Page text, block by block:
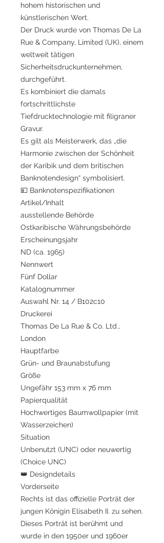
hohem historischen und
künstlerischen Wert.
Der Druck wurde von Thomas De La
Rue & Company, Limited (UK), einem
weltweit tätigen
Sicherheitsdruckunternehmen,
durchgeführt.
Es kombiniert die damals
fortschrittlichste
Tiefdrucktechnologie mit filigraner
Gravur.
Es gilt als Meisterwerk, das „die
Harmonie zwischen der Schönheit
der Karibik und dem britischen
Banknotendesign“ symbolisiert.
💴 Banknotenspezifikationen
Artikel/Inhalt
ausstellende Behörde
Ostkaribische Währungsbehörde
Erscheinungsjahr
ND (ca. 1965)
Nennwert
Fünf Dollar
Katalognummer
Auswahl Nr. 14 / B102c10
Druckerei
Thomas De La Rue & Co. Ltd.,
London
Hauptfarbe
Grün- und Braunabstufung
Größe
Ungefähr 153 mm x 76 mm
Papierqualität
Hochwertiges Baumwollpapier (mit
Wasserzeichen)
Situation
Unbenutzt (UNC) oder neuwertig
(Choice UNC)
👑 Designdetails
Vorderseite
Rechts ist das offizielle Porträt der
jungen Königin Elisabeth II. zu sehen.
Dieses Porträt ist berühmt und
wurde in den 1950er und 1960er